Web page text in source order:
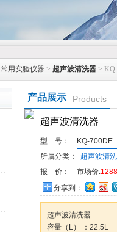
常用实验仪器 > 超声波清洗器 >
产品展示 Products
超声波清洗器
型 号：
KQ-700DE
所属分类：
超声波清
报 价：
市场价:
分享到：
超声波清洗器
容量（L） ：22.5L